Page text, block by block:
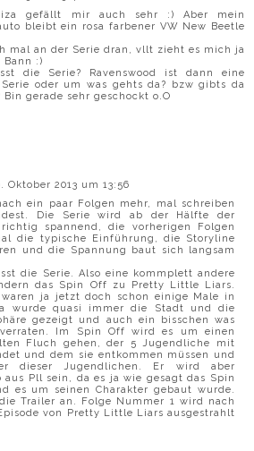
gefällt mir auch sehr :) Aber mein
bleibt ein rosa farbener VW New Beetle
mal an der Serie dran, vllt zieht es mich ja
:)
die Serie? Ravenswood ist dann eine
oder um was gehts da? bzw gibts da
Bin gerade sehr geschockt o.O
Oktober 2013 um 13:56
ein paar Folgen mehr, mal schreiben
Die Serie wird ab der Hälfte der
spannend, die vorherigen Folgen
die typische Einführung, die Storyline
und die Spannung baut sich langsam
die Serie. Also eine kommplett andere
das Spin Off zu Pretty Little Liars.
waren ja jetzt doch schon einige Male in
wurde quasi immer die Stadt und die
gezeigt und auch ein bisschen was
Im Spin Off wird es um einen
Fluch gehen, der 5 Jugendliche mit
und dem sie entkommen müssen und
dieser Jugendlichen. Er wird aber
aus Pll sein, da es ja wie gesagt das Spin
es um seinen Charakter gebaut wurde.
Trailer an. Folge Nummer 1 wird nach
von Pretty Little Liars ausgestrahlt